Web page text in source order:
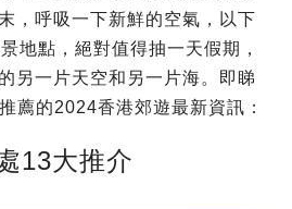
，呼吸一下新鮮的空氣，以下
地點，絕對值得抽一天假期，
另一片天空和另一片海。即睇
薦的2024香港郊遊最新資訊：
13大推介